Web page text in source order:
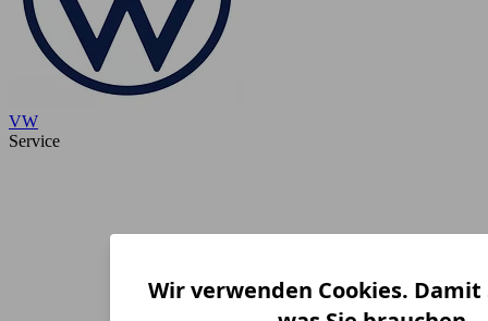
VW
Service
Wir verwenden Cookies.